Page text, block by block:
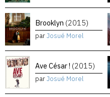
Brooklyn (2015)
parJosué Morel
Ave César ! (2015)
parJosué Morel